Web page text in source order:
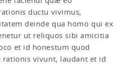
ductu vivimus,
deinde qua homo qui ex
ut reliquos sibi amicitia
et id honestum quod
rationis vivunt, laudant et id